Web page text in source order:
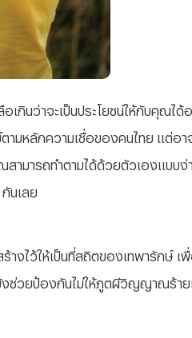
กินว่าจะเป็นประโยชน์ให้กับคุณได้
ามหลักความเชื่อของคนไทย แต่อา
มารถทำตามได้ด้วยตัวเองแบบง่า
นเลย
างไว้ให้เป็นที่สถิตของเทพารักษ์ เ
ช่วยป้องกันไม่ให้ภูตผีวิญญาณร้าย